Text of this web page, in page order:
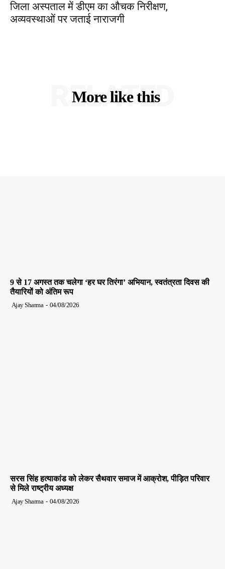
जिला अस्पताल में डीएम का औचक निरीक्षण,
अव्यवस्थाओं पर जताई नाराजगी
More like this
RELATED
9 से 17 अगस्त तक चलेगा ‘हर घर तिरंगा’ अभियान, स्वतंत्रता दिवस की
तैयारियों को अंतिम रूप
Ajay Sharma - 04/08/2026
सरस सिंह हत्याकांड को लेकर सैथवार समाज में आक्रोश, पीड़ित परिवार
से मिले राष्ट्रीय अध्यक्ष
Ajay Sharma - 04/08/2026